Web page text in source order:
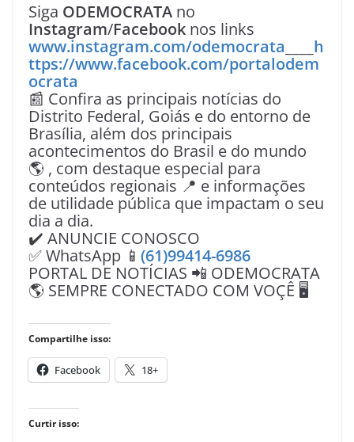
Siga ODEMOCRATA no
Instagram/Facebook nos links
www.instagram.com/odemocrata
h
ttps://www.facebook.com/portalodem
ocrata
📰 Confira as principais notícias do
Distrito Federal, Goiás e do entorno de
Brasília, além dos principais
acontecimentos do Brasil e do mundo
🌎 , com destaque especial para
conteúdos regionais 📍 e informações
de utilidade pública que impactam o seu
dia a dia.
✔️ ANUNCIE CONOSCO
✅ WhatsApp 📱 (61)99414-6986
PORTAL DE NOTÍCIAS 📲 ODEMOCRATA
🌎 SEMPRE CONECTADO COM VOÇÊ 🖥️
Compartilhe isso:
Facebook 18+
Curtir isso: